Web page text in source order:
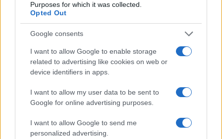
Purposes for which it was collected.
Opted Out
Google consents
I want to allow Google to enable storage
related to advertising like cookies on web or
device identifiers in apps.
I want to allow my user data to be sent to
Google for online advertising purposes.
I want to allow Google to send me
personalized advertising.
στιγμή συνεδριάζουμε για τις επόμενες κινήσεις που θα
της 16χρονης μαθήτριας. Παράλληλα επιδιώκουμε την
του σχολείου και των μαθητών του. Ο διευθυντής
βρίσκεται σε άδεια», διευκρίνησε.
Χαλάει ο καιρός – Έκτακτο δελτίο
επιδείνωσης καιρού: Καταιγίδες,